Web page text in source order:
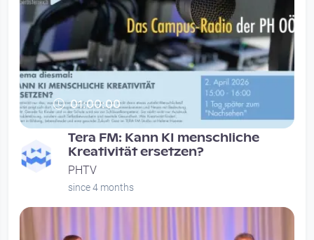
01:00:00
Tera FM: Kann KI menschliche
Kreativität ersetzen?
PHTV
since 4 months